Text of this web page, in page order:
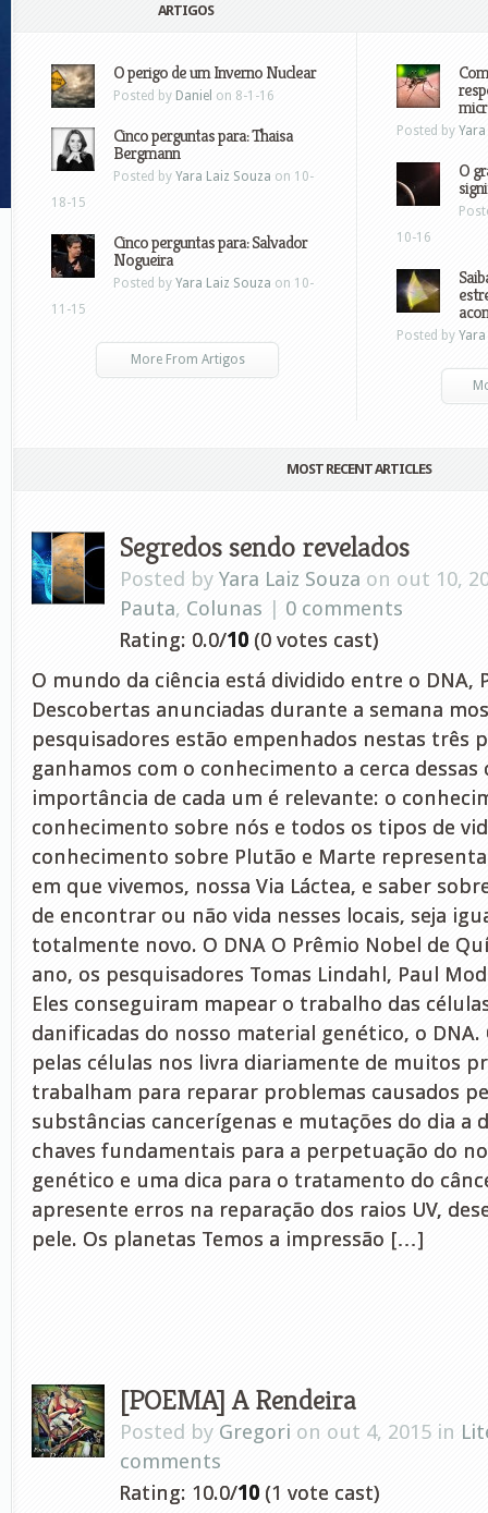
ARTIGOS
O perigo de um Inverno Nuclear
Posted by Daniel on 8-1-16
Cinco perguntas para: Thaisa
Bergmann
Posted by Yara Laiz Souza on 10-
18-15
Cinco perguntas para: Salvador
Nogueira
Posted by Yara Laiz Souza on 10-
11-15
More From Artigos
Posted by
O
10-16
Posted by
MOST RECENT ARTICLES
Segredos sendo revelados
Posted by Yara Laiz Souza on out 10,
Pauta, Colunas | 0 comments
Rating: 0.0/10 (0 votes cast)
O mundo da ciência está dividido entre o DNA,
Descobertas anunciadas durante a semana
pesquisadores estão empenhados nestas três
ganhamos com o conhecimento a cerca dessas
importância de cada um é relevante: o
conhecimento sobre nós e todos os tipos de
conhecimento sobre Plutão e Marte
em que vivemos, nossa Via Láctea, e saber
de encontrar ou não vida nesses locais, seja
totalmente novo. O DNA O Prêmio Nobel de
ano, os pesquisadores Tomas Lindahl, Paul
Eles conseguiram mapear o trabalho das
danificadas do nosso material genético, o
pelas células nos livra diariamente de muitos
trabalham para reparar problemas causados
substâncias cancerígenas e mutações do dia a
chaves fundamentais para a perpetuação do
genético e uma dica para o tratamento do
apresente erros na reparação dos raios UV,
pele. Os planetas Temos a impressão […]
[POEMA] A Rendeira
Posted by Gregori on out 4, 2015 in
comments
Rating: 10.0/10 (1 vote cast)